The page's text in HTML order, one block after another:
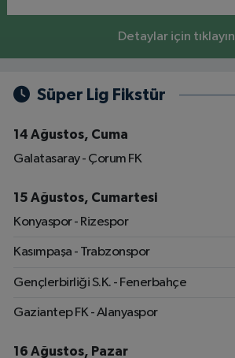
Detaylar için tıklayın
Süper Lig Fikstür
14 Ağustos, Cuma
Galatasaray - Çorum FK
15 Ağustos, Cumartesi
Konyaspor - Rizespor
Kasımpaşa - Trabzonspor
Gençlerbirliği S.K. - Fenerbahçe
Gaziantep FK - Alanyaspor
16 Ağustos, Pazar